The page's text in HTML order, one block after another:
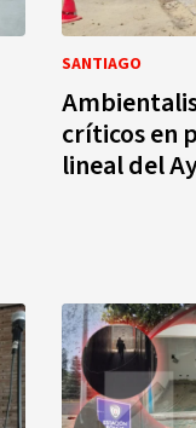
SANTIAGO
críticos en
lineal del